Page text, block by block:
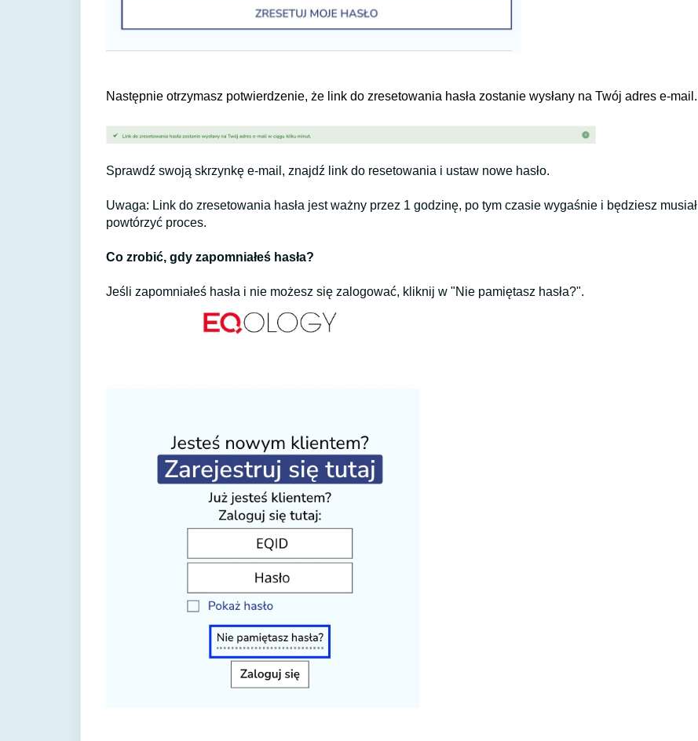
Następnie otrzymasz potwierdzenie, że link do zresetowania hasła zostanie wysłany na Twój adres e-mail.
Sprawdź swoją skrzynkę e-mail, znajdź link do resetowania i ustaw nowe hasło.
Uwaga: Link do zresetowania hasła jest ważny przez 1 godzinę, po tym czasie wygaśnie i będziesz musiał
powtórzyć proces.
Co zrobić, gdy zapomniałeś hasła?
Jeśli zapomniałeś hasła i nie możesz się zalogować, kliknij w "Nie pamiętasz hasła?".